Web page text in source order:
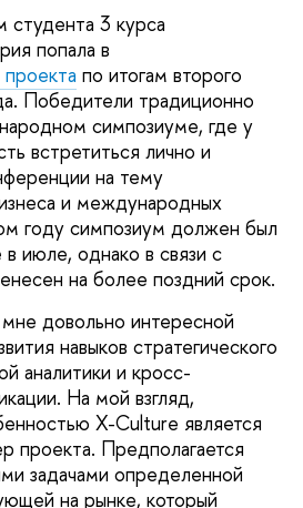
студента 3 курса
попала в
по итогам второго
Победители традиционно
симпозиуме, где у
встретиться лично и
на тему
и международных
году симпозиум должен был
июле, однако в связи с
на более поздний срок.
довольно интересной
навыков стратегического
аналитики и кросс-
На мой взгляд,
X-Сulture является
проекта. Предполагается
задачами определенной
на рынке, который